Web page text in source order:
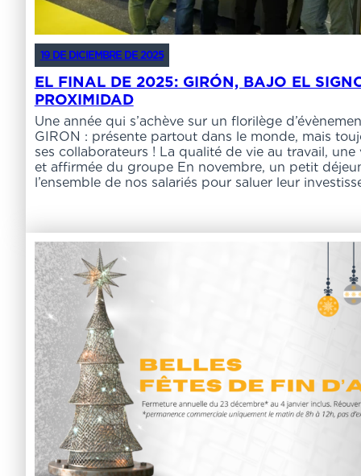
19 DE DICIEMBRE DE 2025
EL FINAL DE 2025: GIRÓN, BAJO EL
PROXIMIDAD
Une année qui s’achève sur un florilège
GIRON : présente partout dans le monde, mais
ses collaborateurs ! La qualité de vie au travail,
et affirmée du groupe En novembre, un petit
l’ensemble de nos salariés pour saluer leur